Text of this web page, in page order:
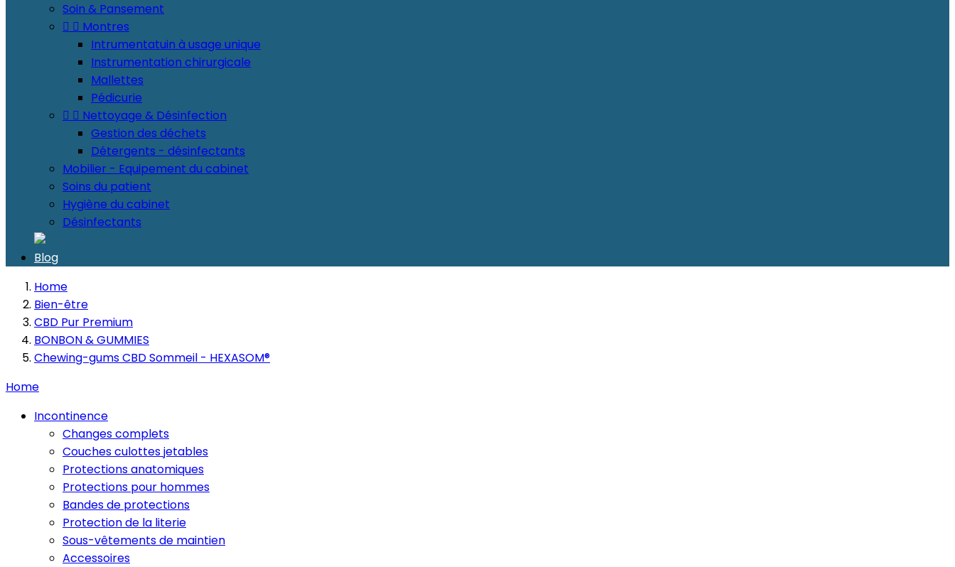
Soin & Pansement
  Montres
Intrumentatuin à usage unique
Instrumentation chirurgicale
Mallettes
Pédicurie
  Nettoyage & Désinfection
Gestion des déchets
Détergents - désinfectants
Mobilier - Equipement du cabinet
Soins du patient
Hygiène du cabinet
Désinfectants
Blog
Home
Bien-être
CBD Pur Premium
BONBON & GUMMIES
Chewing-gums CBD Sommeil - HEXASOM®
Home
Incontinence
Changes complets
Couches culottes jetables
Protections anatomiques
Protections pour hommes
Bandes de protections
Protection de la literie
Sous-vêtements de maintien
Accessoires